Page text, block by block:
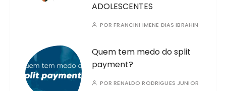
ADOLESCENTES
PORFRANCINI IMENE DIAS IBRAHIN
Quem tem medo do split
payment?
PORRENALDO RODRIGUES JUNIOR